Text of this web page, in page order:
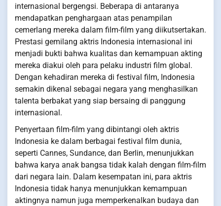
internasional bergengsi. Beberapa di antaranya
mendapatkan penghargaan atas penampilan
cemerlang mereka dalam film-film yang diikutsertakan.
Prestasi gemilang aktris Indonesia internasional ini
menjadi bukti bahwa kualitas dan kemampuan akting
mereka diakui oleh para pelaku industri film global.
Dengan kehadiran mereka di festival film, Indonesia
semakin dikenal sebagai negara yang menghasilkan
talenta berbakat yang siap bersaing di panggung
internasional.
Penyertaan film-film yang dibintangi oleh aktris
Indonesia ke dalam berbagai festival film dunia,
seperti Cannes, Sundance, dan Berlin, menunjukkan
bahwa karya anak bangsa tidak kalah dengan film-film
dari negara lain. Dalam kesempatan ini, para aktris
Indonesia tidak hanya menunjukkan kemampuan
aktingnya namun juga memperkenalkan budaya dan